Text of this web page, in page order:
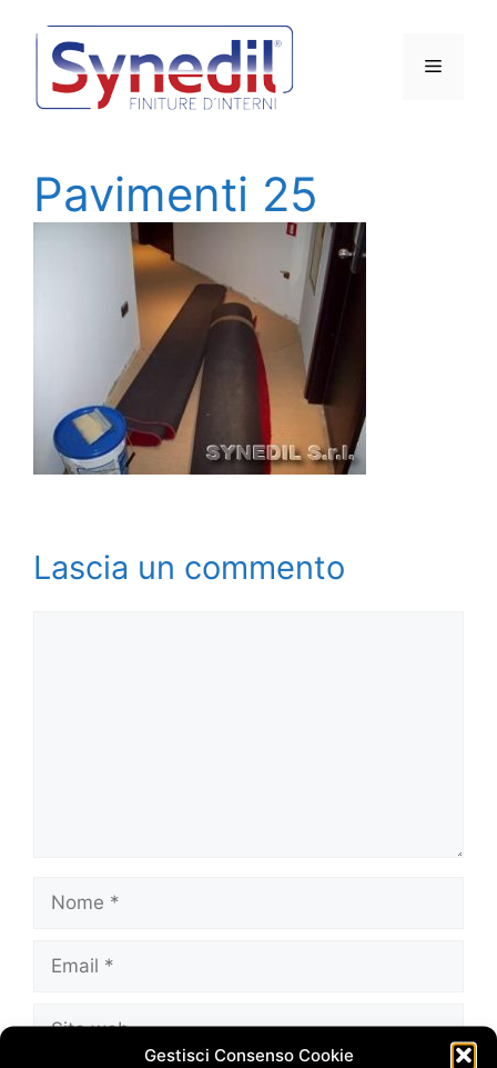
Gestisci Consenso Cookie
contenuto
Menu
Pavimenti 25
Lascia un commento
Nome
Email
Sito